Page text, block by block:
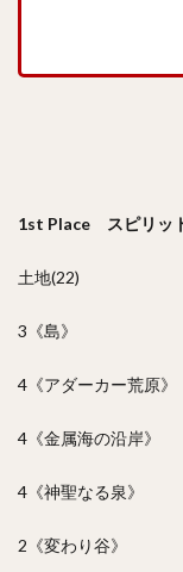
1st Place スピリッ
土地(22)
3《島》
4《アダーカー荒原》
4《金属海の沿岸》
4《神聖なる泉》
2《変わり谷》